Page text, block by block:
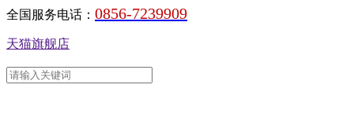
全国服务电话： 0856-7239909
天猫旗舰店